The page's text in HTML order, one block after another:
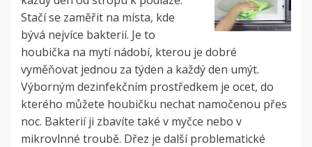
Stačí se zaměřit na místa, kde
bývá nejvíce bakterií. Je to
houbička na mytí nádobí, kterou je dobré
vyměňovat jednou za týden a každý den umýt.
Výborným dezinfekčním prostředkem je ocet, do
kterého můžete houbičku nechat namočenou přes
noc. Bakterií ji zbavíte také v myčce nebo v
mikrovlnné troubě. Dřez je další problematické